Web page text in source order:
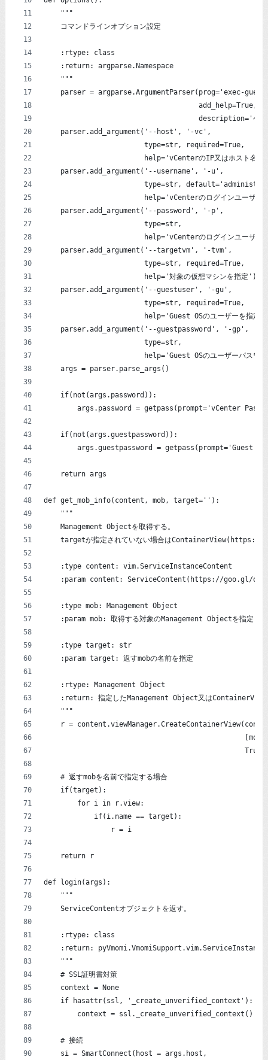
    """
    コマンドラインオプション設定
    :rtype: class
    :return: argparse.Namespace
    """
parser = argparse.ArgumentParser(prog='exec-
                                     add_help=True,
description='ゲス
    parser.add_argument('--host', '-vc',
                        type=str, required=True,
                        help='vCenterのIP又はホスト名')
    parser.add_argument('--username', '-u',
type=str,
help='vCenterのログインユーザ
    parser.add_argument('--password', '-p',
                        type=str,
help='vCenterのログインユーザー
    parser.add_argument('--targetvm', '-tvm',
                        type=str, required=True,
                        help='対象の仮想マシンを指定')
    parser.add_argument('--guestuser', '-gu',
                        type=str, required=True,
                        help='Guest OSのユーザーを指定')
    parser.add_argument('--guestpassword', '-gp',
                        type=str,
help='Guest OSのユーザーパスワー
    args = parser.parse_args()
    if(not(args.password)):
args.password = getpass(prompt='vCenter
    if(not(args.guestpassword)):
args.guestpassword = getpass(prompt='Guest OS
    return args
def get_mob_info(content, mob, target=''):
    """
    Management Objectを取得する。
targetが指定されていない場合はContainerView(https://
    :type content: vim.ServiceInstanceContent
:param content: ServiceContent(https://goo.gl/
    :type mob: Management Object
    :param mob: 取得する対象のManagement Objectを指定
    :type target: str
    :param target: 返すmobの名前を指定
    :rtype: Management Object
:return: 指定したManagement Object又はContainerView
    """
r =
                                                True)
    # 返すmobを名前で指定する場合
    if(target):
        for i in r.view:
            if(i.name == target):
                r = i
    return r
def login(args):
    """
    ServiceContentオブジェクトを返す。
    :rtype: class
:return:
    """
    # SSL証明書対策
    context = None
    if hasattr(ssl, '_create_unverified_context'):
        context = ssl._create_unverified_context()
    # 接続
    si = SmartConnect(host = args.host,